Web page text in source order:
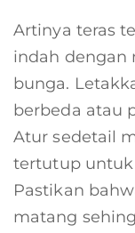
Artinya teras
indah dengan
bunga.
berbeda atau
Atur sedetail
tertutup
Pastikan
matang